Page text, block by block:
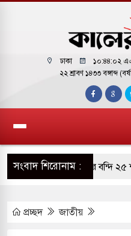
ঢাকা ১০:৪৪:০৩
২২ শ্রাবণ ১৪৩৩ বঙ্গাব্দ
সংবাদ শিরোনাম :
দক্ষিণ কোরিয়ার বন্দি ২৫
প্রচ্ছদ জাতীয়